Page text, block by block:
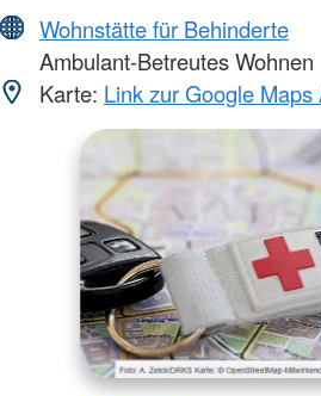
Wohnstätte für Behinderte
Ambulant-Betreutes Wohnen
Karte: Link zur Google Maps